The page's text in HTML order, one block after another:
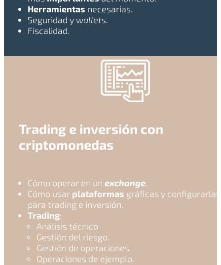
Herramientas necesarias.
Seguridad y wallets.
Fiscalidad.
Trading e inversión con
criptomonedas
Cómo operar en un exchange.
Cómo usar plataformas gráficas y configurarlas
para trading e inversión.
Trading:
Análisis técnico
Gestión del riesgo.
Gestión de operaciones.
Operaciones de ejemplo.